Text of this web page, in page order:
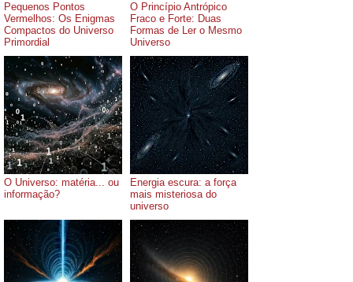
Pequenos Pontos
Vermelhos: Os Enigmas
Compactos do Universo
Primordial
O Princípio Antrópico
Fraco e Forte: Duas
Formas de Ler o Mesmo
Universo
O Universo: matéria... ou
informação?
Energia escura: a força
mais misteriosa do
universo